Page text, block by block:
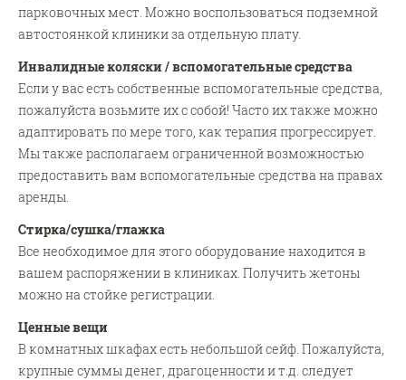
парковочных мест. Можно воспользоваться подземной
автостоянкой клиники за отдельную плату.
Инвалидные коляски / вспомогательные средства
Если у вас есть собственные вспомогательные средства,
пожалуйста возьмите их с собой! Часто их также можно
адаптировать по мере того, как терапия прогрессирует.
Мы также располагаем ограниченной возможностью
предоставить вам вспомогательные средства на правах
аренды.
Стирка/сушка/глажка
Все необходимое для этого оборудование находится в
вашем распоряжении в клиниках. Получить жетоны
можно на стойке регистрации.
Ценные вещи
В комнатных шкафах есть небольшой сейф. Пожалуйста,
крупные суммы денег, драгоценности и т.д. следует